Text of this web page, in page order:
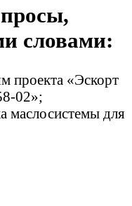
словами:
проекта «Эскорт
02»;
маслосистемы для